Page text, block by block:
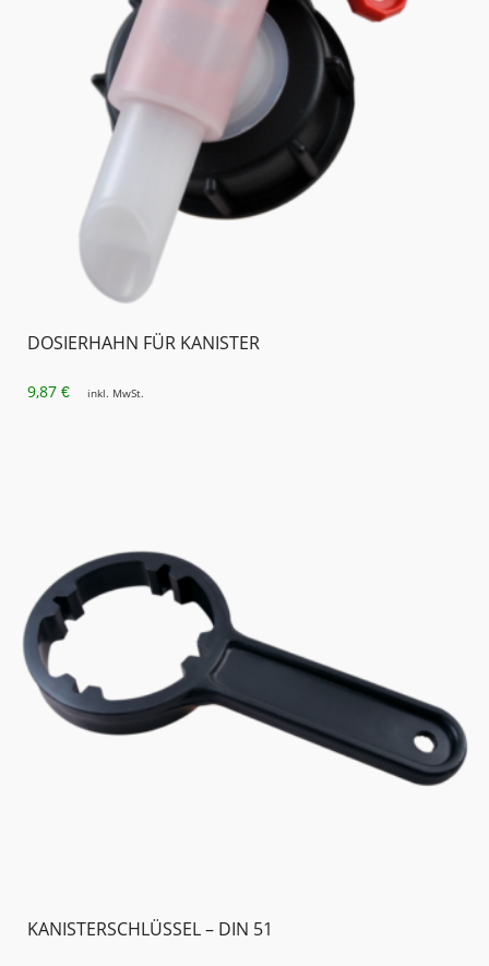
DOSIERHAHN FÜR KANISTER
9,87 € inkl. MwSt.
KANISTERSCHLÜSSEL – DIN 51